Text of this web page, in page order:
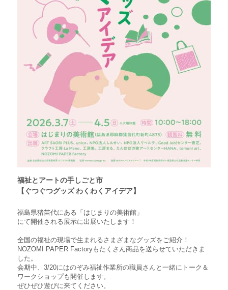
福祉とアートの手しごと市
【ぐつぐつグッズ わくわくアイデア】
福島県猪苗代にある「はじまりの美術館」
にて開催される展示に出展いたします！
全国の福祉の現場で生まれるさまざまなグッズをご紹介！
NOZOMI PAPER Factoryもたくさん商品を送らせていただきま
した。
会期中、3/20にはのぞみ福祉作業所の職員さんと一緒にトーク＆
ワークショップも開催します。
ぜひぜひ遊びに来てください。